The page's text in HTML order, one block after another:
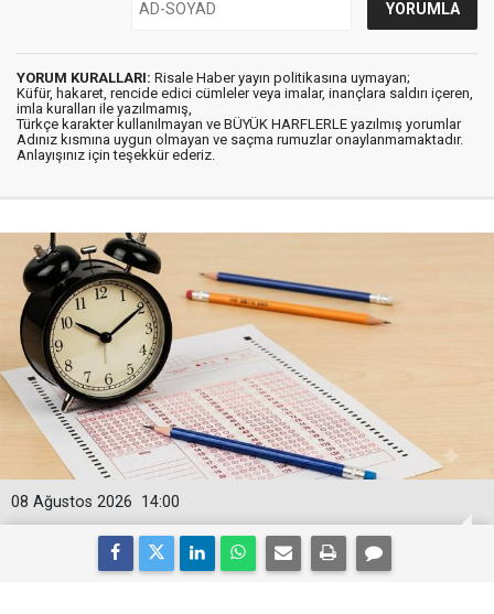
YORUM KURALLARI: Risale Haber yayın politikasına uymayan;
Küfür, hakaret, rencide edici cümleler veya imalar, inançlara saldırı içeren,
imla kuralları ile yazılmamış,
Türkçe karakter kullanılmayan ve BÜYÜK HARFLERLE yazılmış yorumlar
Adınız kısmına uygun olmayan ve saçma rumuzlar onaylanmamaktadır.
Anlayışınız için teşekkür ederiz.
14:00
08 Ağustos 2026